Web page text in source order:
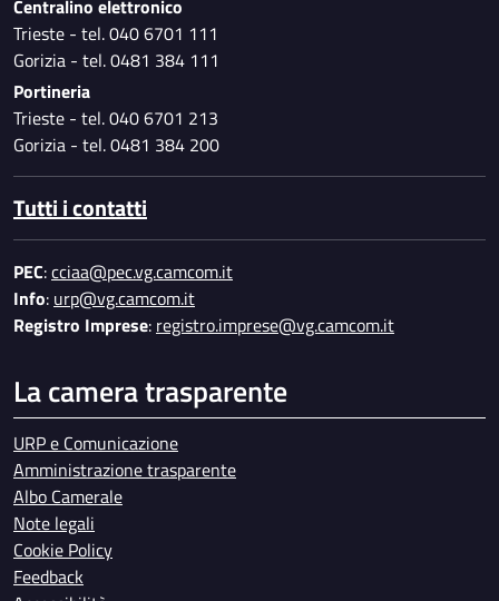
Centralino elettronico
Trieste - tel. 040 6701 111
Gorizia - tel. 0481 384 111
Portineria
Trieste - tel. 040 6701 213
Gorizia - tel. 0481 384 200
Tutti i contatti
PEC:cciaa@pec.vg.camcom.it
Info: urp@vg.camcom.it
Registro Imprese: registro.imprese@vg.camcom.it
La camera trasparente
URP e Comunicazione
Amministrazione trasparente
Albo Camerale
Note legali
Cookie Policy
Feedback